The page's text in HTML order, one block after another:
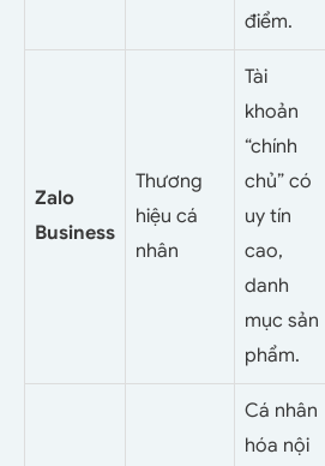
điểm.
Zalo
Business
Thương
hiệu cá
nhân
Tài
khoản
“chính
chủ” có
uy tín
cao,
danh
mục sản
phẩm.
Cá nhân
hóa nội